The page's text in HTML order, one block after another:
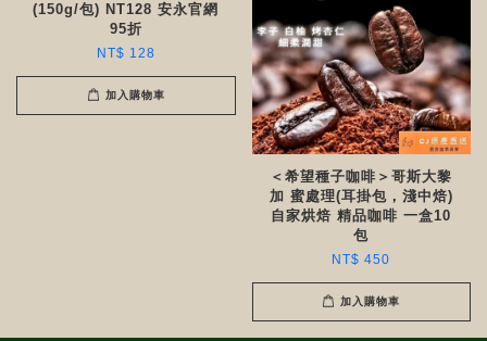
(150g/包) NT128 安永官網
95折
NT$ 128
加入購物車
＜希望種子咖啡＞哥斯大黎
加 蜜處理(耳掛包，淺中焙)
自家烘焙 精品咖啡 一盒10
包
NT$ 450
加入購物車